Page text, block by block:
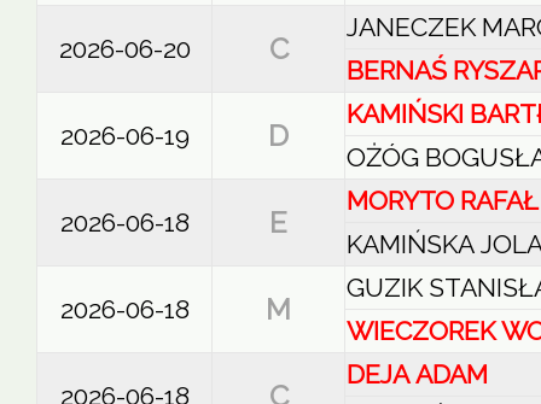
2026-06-20 C
JANECZEK
BERNAŚ
2026-06-19 D
KAMIŃSKI
OŻÓG
2026-06-18 E
MORYTO RAFAŁ
KAMIŃSKA
2026-06-18 M
GUZIK
WIECZOREK
2026-06-18 C
DEJA ADAM